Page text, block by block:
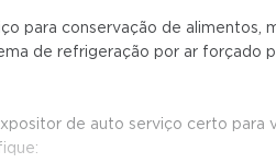
para conservação de
de refrigeração por ar
de auto serviço certo para